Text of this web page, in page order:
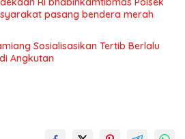
pasang bendera merah
Sosialisasikan Tertib Berlalu
Angkutan